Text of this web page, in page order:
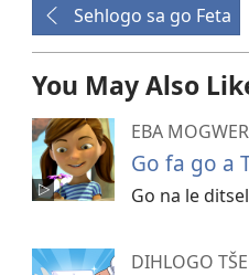
Sehlogo sa go Feta
You May Also
EBA
Go fa go a
Go na le
DIHLOGO